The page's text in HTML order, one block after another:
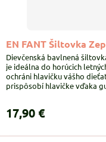
EN FANT Šiltovka
Dievčenská bavlnená
je ideálna do horúcich
ochráni hlavičku vášho
prispôsobí hlavičke vďaka
17,90 €